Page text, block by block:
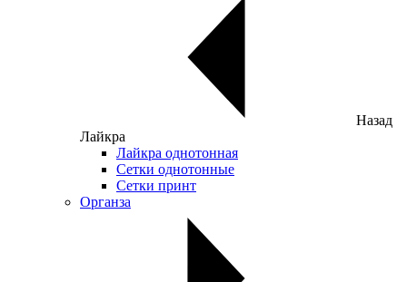
Назад
Лайкра
Лайкра однотонная
Сетки однотонные
Сетки принт
Органза